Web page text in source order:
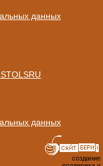
данных
данных
создание